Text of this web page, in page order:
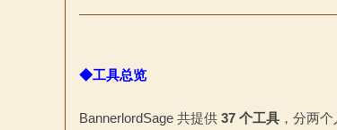
◆工具总览
BannerlordSage 共提供 37 个工具 ，分两个